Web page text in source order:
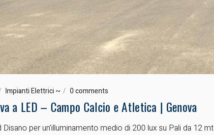
Impianti Elettrici ~ 0 comments
a LED – Campo Calcio e Atletica | Genova
per un’illuminamento medio di 200 lux su Pali da 12 mt